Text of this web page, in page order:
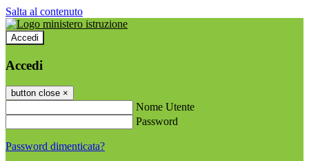
Salta al contenuto
Accedi
Accedi
button close ×
Nome Utente
Password
Password dimenticata?